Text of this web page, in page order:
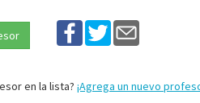
en la lista? ¡Agrega un nuevo